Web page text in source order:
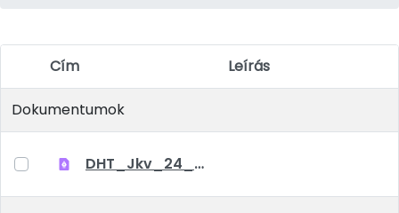
Elem kiválasztása
Cím Leírás
Dokumentumok
DHT_Jkv_24_04_25